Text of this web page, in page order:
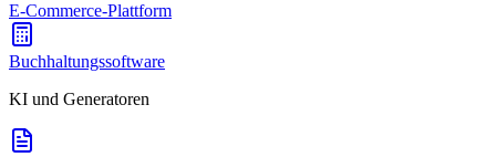
E-Commerce-Plattform
Buchhaltungssoftware
KI und Generatoren